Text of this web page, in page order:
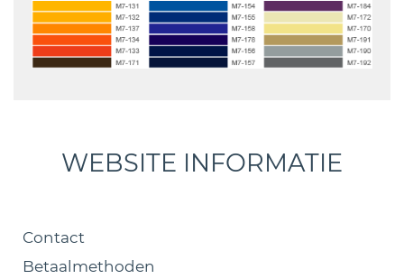
WEBSITE INFORMATIE
Contact
Betaalmethoden